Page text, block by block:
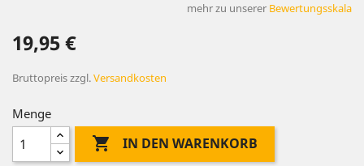
mehr zu unserer Bewertungsskala
19,95 €
Bruttopreiszzgl.Versandkosten
Menge
 IN DEN WARENKORB